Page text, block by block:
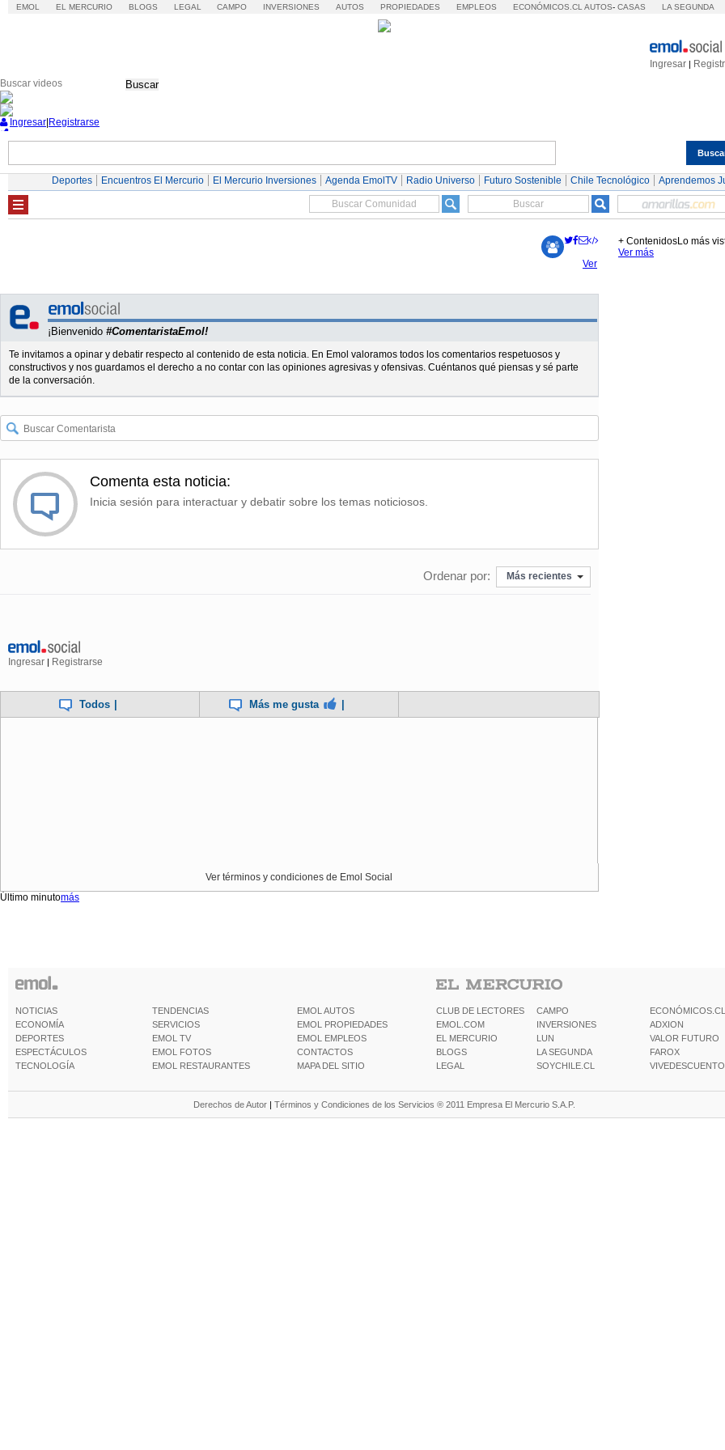
EMOL EL MERCURIO BLOGS LEGAL CAMPO INVERSIONES AUTOS PROPIEDADES EMPLEOS ECONÓMICOS.CL AUTOS- CASAS LA SEGUNDA
Ingresar |
Buscar
Ingresar Registrarse
Deportes Encuentros El Mercurio El Mercurio Inversiones Agenda EmolTV Radio Universo Futuro Sostenible Chile Tecnológico Aprendemos
¡Bienvenido #ComentaristaEmol!
Te invitamos a opinar y debatir respecto al contenido de esta noticia. En Emol valoramos todos los comentarios respetuosos y
constructivos y nos guardamos el derecho a no contar con las opiniones agresivas y ofensivas. Cuéntanos qué piensas y sé parte
de la conversación.
Comenta esta noticia:
Inicia sesión para interactuar y debatir sobre los temas noticiosos.
Ordenar por: Más recientes
Ingresar | Registrarse
Todos | Más me gusta |
Ver términos y condiciones de Emol Social
Último minuto
Ver
más
Lo más
+ Contenidos
Ver más
NOTICIAS
ECONOMÍA
DEPORTES
ESPECTÁCULOS
TECNOLOGÍA
TENDENCIAS
SERVICIOS
EMOL TV
EMOL FOTOS
EMOL RESTAURANTES
EMOL AUTOS
EMOL PROPIEDADES
EMOL EMPLEOS
CONTACTOS
MAPA DEL SITIO
CLUB DE LECTORES
EMOL.COM
EL MERCURIO
BLOGS
LEGAL
CAMPO
INVERSIONES
LUN
LA SEGUNDA
SOYCHILE.CL
ECONÓMICOS.CL
ADXION
VALOR FUTURO
FAROX
Derechos de Autor | Términos y Condiciones de los Servicios ® 2011 Empresa El Mercurio S.A.P.